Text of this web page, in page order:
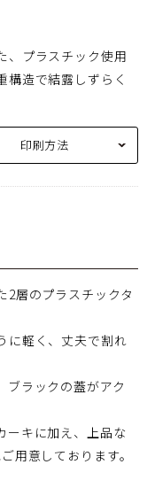
、プラスチック使用
構造で結露しずらく
印刷方法
2層のプラスチックタ
に軽く、丈夫で割れ
ブラックの蓋がアク
ーキに加え、上品な
用意しております。